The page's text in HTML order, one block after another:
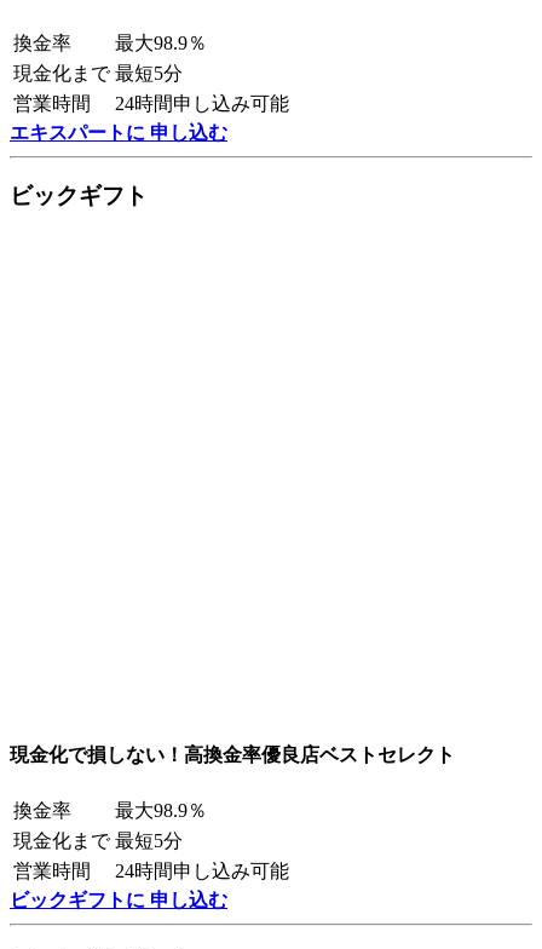
換金率
最大98.9％
現金化まで 最短5分
営業時間
24時間申し込み可能
エキスパートに 申し込む
ビックギフト
現金化で損しない！高換金率優良店ベストセレクト
換金率
最大98.9％
現金化まで 最短5分
営業時間
24時間申し込み可能
ビックギフトに 申し込む